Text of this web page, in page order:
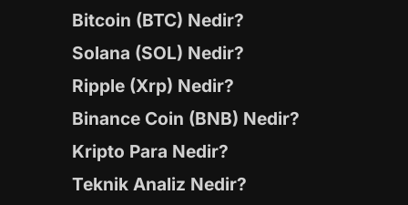
Bitcoin (BTC) Nedir?
Solana (SOL) Nedir?
Ripple (Xrp) Nedir?
Binance Coin (BNB) Nedir?
Kripto Para Nedir?
Teknik Analiz Nedir?